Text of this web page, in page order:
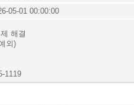
05-01 00:00:00
해결
외)
1119